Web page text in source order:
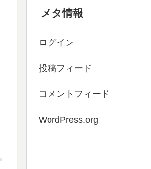
メタ情報
ログイン
投稿フィード
コメントフィード
WordPress.org